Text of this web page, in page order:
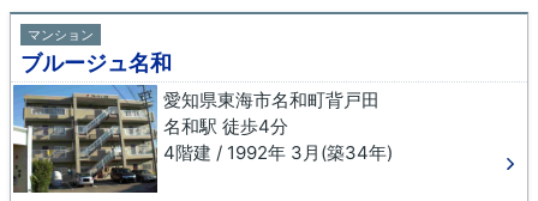
マンション
ブルージュ名和
愛知県東海市名和町背戸田
名和駅 徒歩4分
4階建 / 1992年 3月(築34年)